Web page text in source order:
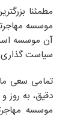
مطمئنا
موسسه
آن موسسه
سیاست گذاری
دقیق، به
موسسه